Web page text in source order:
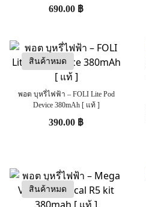
690.00 ฿
สินค้าหมด
พอต บุหรี่ไฟฟ้า – FOLI Lite Pod
Device 380mAh [ แท้ ]
390.00 ฿
สินค้าหมด